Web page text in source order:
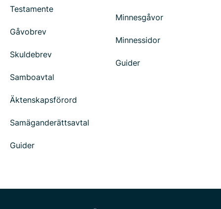
Testamente
Gåvobrev
Skuldebrev
Samboavtal
Äktenskapsförord
Samäganderättsavtal
Guider
Minnesgåvor
Minnessidor
Guider